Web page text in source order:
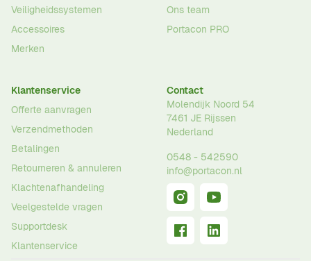
Veiligheidssystemen
Accessoires
Merken
Ons team
Portacon PRO
Klantenservice
Offerte aanvragen
Verzendmethoden
Betalingen
Retourneren & annuleren
Klachtenafhandeling
Veelgestelde vragen
Supportdesk
Klantenservice
Contact
Molendijk Noord 54
7461 JE Rijssen
Nederland
0548 - 542590
info@portacon.nl